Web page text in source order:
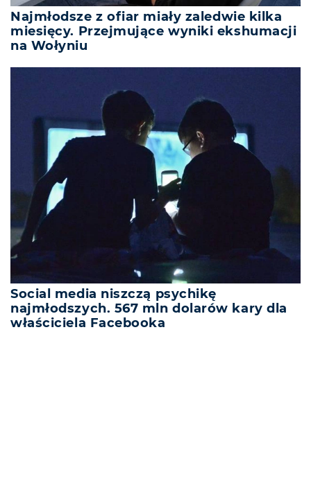
Najmłodsze z ofiar miały zaledwie kilka
miesięcy. Przejmujące wyniki ekshumacji
na Wołyniu
Social media niszczą psychikę
najmłodszych. 567 mln dolarów kary dla
właściciela Facebooka